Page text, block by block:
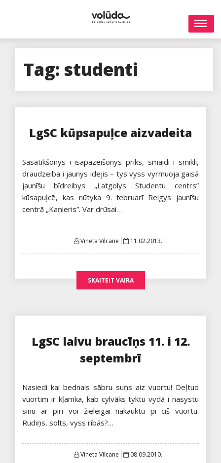
Tag: studenti
LgSC kūpsapuļce aizvadeita
Sasatikšonys i īsapazeišonys prīks, smaidi i smīkli,
draudzeiba i jaunys idejis – tys vyss vyrmuoja gaisā
jaunīšu bīdreibys „Latgolys Studentu centrs”
kūsapuļcē, kas nūtyka 9. februarī Reigys jaunīšu
centrā „Kaņieris”. Var drūsai…
Vineta Vilcane
Posted
11.02.2013.
SKAITEIT VAIRA
LgSC laivu braucīņs 11. i 12.
septembrī
Nasiedi kai bednais sābru suņs aiz vuortu! Deļtuo
vuortim ir kļamka, kab cylvāks tyktu vydā i nasystu
sīnu ar pīri voi žieleigai nakauktu pi cīš vuortu.
Rudiņs, solts, vyss rībās?…
Vineta Vilcane
Posted
08.09.2010.